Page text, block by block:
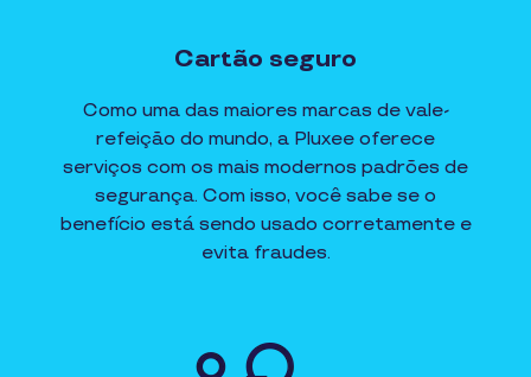
Cartão seguro
Como uma das maiores marcas de vale-
refeição do mundo, a Pluxee oferece
serviços com os mais modernos padrões de
segurança. Com isso, você sabe se o
benefício está sendo usado corretamente e
evita fraudes.